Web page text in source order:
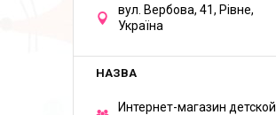
вул. Вербова, 41, Рівне,
Україна
Интернет-магазин детской